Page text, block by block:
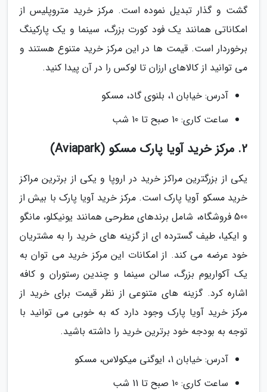
گشت و گذار تبدیل نموده است. مرکز خرید متروپلیس از
امکاناتی همانند یک فود کورت بزرگ، سینما و یک پارکینگ
برخوردار است. قیمت ها در این مرکز خرید متنوع هستند و
می توانید از کالاهای ارزان تا لوکس را در آن پیدا کنید.
آدرس: خیابان 1، بلنوی گاد، مسکو
ساعت کاری: 10 صبح تا 10 شب
2. مرکز خرید آویا پارک مسکو (Aviapark)
یکی از بزرگترین مراکز خرید در اروپا و یکی از برترین مراکز
خرید مسکو آویا پارک است. مرکز خرید آویا پارک با بیش از
500 فروشگاه، شامل برندهای مطرحی همانند یونیکلو، مانگو
و ایکیا، طیف گسترده ای از گزینه های خرید را به مشتریان
خود عرضه می کند. از امکانات این مرکز خرید می توان به
یک آکواریوم بزرگ، سالن سینما و چندین رستوران و کافه
اشاره کرد. گزینه های متنوعی از نظر قیمت برای خرید از
مرکز خرید آویا پارک وجود دارد که به خوبی می توانید با
توجه به بودجه خود برترین خرید را داشته باشید.
آدرس: خیابان 1، ایوگنی میکولاس، مسکو
ساعت کاری: 10 صبح تا 11 شب